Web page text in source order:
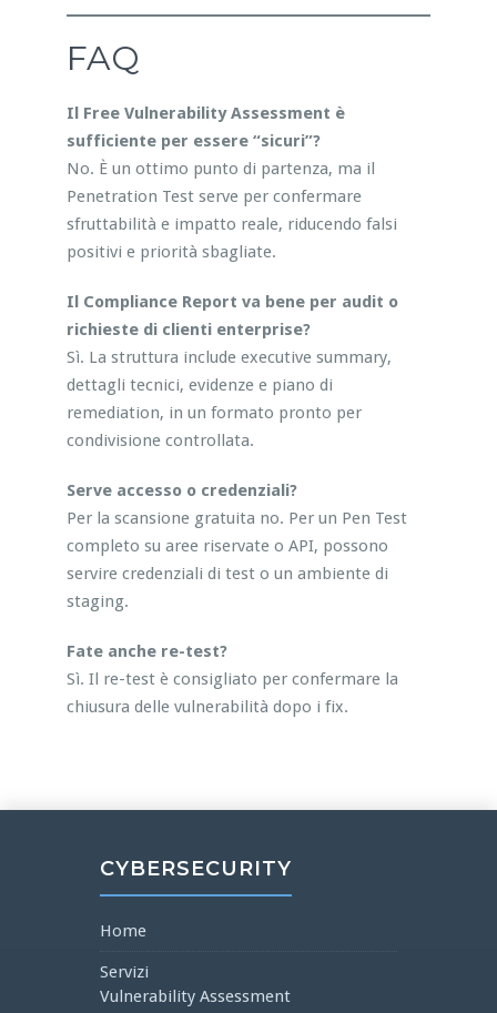
FAQ
Il Free Vulnerability Assessment è
sufficiente per essere “sicuri”?
No. È un ottimo punto di partenza, ma il
Penetration Test serve per confermare
sfruttabilità e impatto reale, riducendo falsi
positivi e priorità sbagliate.
Il Compliance Report va bene per audit o
richieste di clienti enterprise?
Sì. La struttura include executive summary,
dettagli tecnici, evidenze e piano di
remediation, in un formato pronto per
condivisione controllata.
Serve accesso o credenziali?
Per la scansione gratuita no. Per un Pen Test
completo su aree riservate o API, possono
servire credenziali di test o un ambiente di
staging.
Fate anche re-test?
Sì. Il re-test è consigliato per confermare la
chiusura delle vulnerabilità dopo i fix.
CYBERSECURITY
Home
Servizi
Vulnerability Assessment